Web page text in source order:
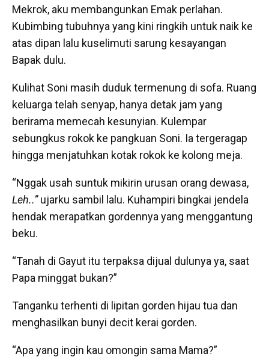
Mekrok, aku membangunkan Emak perlahan.
Kubimbing tubuhnya yang kini ringkih untuk naik ke
atas dipan lalu kuselimuti sarung kesayangan
Bapak dulu.
Kulihat Soni masih duduk termenung di sofa. Ruang
keluarga telah senyap, hanya detak jam yang
berirama memecah kesunyian. Kulempar
sebungkus rokok ke pangkuan Soni. Ia tergeragap
hingga menjatuhkan kotak rokok ke kolong meja.
“Nggak usah suntuk mikirin urusan orang dewasa,
Leh..”ujarku sambil lalu. Kuhampiri bingkai jendela
hendak merapatkan gordennya yang menggantung
beku.
“Tanah di Gayut itu terpaksa dijual dulunya ya, saat
Papa minggat bukan?”
Tanganku terhenti di lipitan gorden hijau tua dan
menghasilkan bunyi decit kerai gorden.
“Apa yang ingin kau omongin sama Mama?”